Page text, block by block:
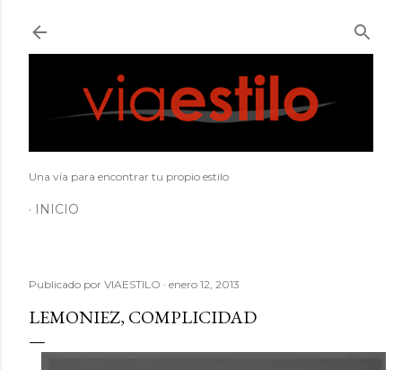
Una vía para encontrar tu propio estilo
INICIO
Publicado por VIAESTILO enero 12, 2013
LEMONIEZ, COMPLICIDAD